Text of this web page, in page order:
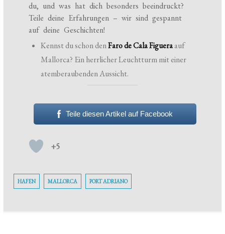
du, und was hat dich besonders beeindruckt?
Teile deine Erfahrungen – wir sind gespannt
auf deine Geschichten!
Kennst du schon denFaro de Cala Figueraauf
Mallorca? Ein herrlicher Leuchtturm mit einer
atemberaubenden Aussicht.
Teile diesen Artikel auf Facebook
+5
HAFEN MALLORCA PORT ADRIANO